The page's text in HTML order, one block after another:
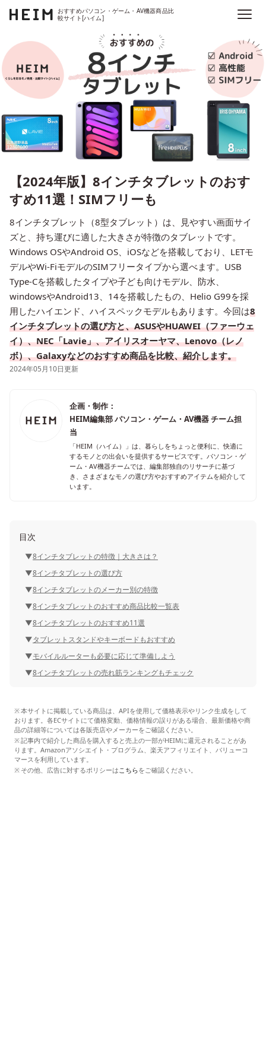
おすすめパソコン・ゲーム・AV機器商品比
較サイト[ハイム]
【2024年版】8インチタブレットのおす
すめ11選！SIMフリーも
8インチタブレット（8型タブレット）は、見やすい画面サイ
ズと、持ち運びに適した大きさが特徴のタブレットです。
Windows OSやAndroid OS、iOSなどを搭載しており、LETモ
デルやWi-FiモデルのSIMフリータイプから選べます。USB
Type-Cを搭載したタイプや子ども向けモデル、防水、
windowsやAndroid13、14を搭載したもの、Helio G99を採
用したハイエンド、ハイスペックモデルもあります。今回は8
インチタブレットの選び方と、ASUSやHUAWEI（ファーウェ
イ）、NEC「Lavie」、アイリスオーヤマ、Lenovo（レノ
ボ）、Galaxyなどのおすすめ商品を比較、紹介します。
2024年05月10日更新
企画・制作：
HEIM編集部 パソコン・ゲーム・AV機器 チーム担
当
「HEIM（ハイム）」は、暮らしをちょっと便利に、快適に
するモノとの出会いを提供するサービスです。パソコン・ゲ
ーム・AV機器チームでは、編集部独自のリサーチに基づ
き、さまざまなモノの選び方やおすすめアイテムを紹介して
います。
目次
8インチタブレットの特徴｜大きさは？
8インチタブレットの選び方
8インチタブレットのメーカー別の特徴
8インチタブレットのおすすめ商品比較一覧表
8インチタブレットのおすすめ11選
タブレットスタンドやキーボードもおすすめ
モバイルルーターも必要に応じて準備しよう
8インチタブレットの売れ筋ランキングもチェック
本サイトに掲載している商品は、APIを使用して価格表示やリンク生成をして
おります。各ECサイトにて価格変動、価格情報の誤りがある場合、最新価格や商
品の詳細等については各販売店やメーカーをご確認ください。
記事内で紹介した商品を購入すると売上の一部がHEIMに還元されることがあ
ります。Amazonアソシエイト・プログラム、楽天アフィリエイト、バリューコ
マースを利用しています。
その他、広告に対するポリシーはこちらをご確認ください。